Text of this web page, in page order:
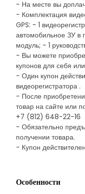
- На месте вы
- Комплектация
GPS: - 1
автомобильное ЗУ в
модуль; - 1
- Вы можете
купонов для себя
- Один купон
видеорегистратора .
- После
товар на сайте
+7 (812) 648-22-16
- Обязательно
получении товара.
- Купон действителен
Особенности